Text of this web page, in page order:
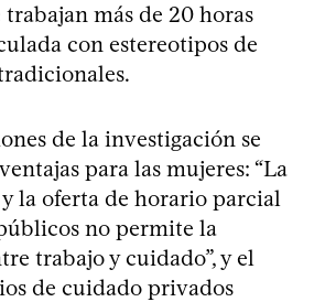
más de 20 horas
con estereotipos de
de la investigación se
para las mujeres: “La
la oferta de horario parcial
no permite la
trabajo y cuidado”, y el
de cuidado privados